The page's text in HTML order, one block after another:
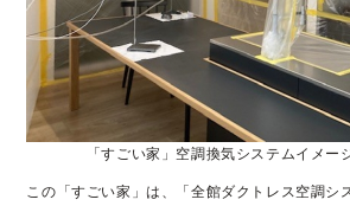
「すごい家」空調換気システムイメー
この「すごい家」は、「全館ダクトレス空調シ